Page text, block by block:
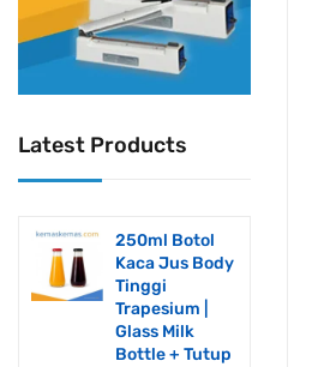
Latest Products
250ml Botol
Kaca Jus Body
Tinggi
Trapesium |
Glass Milk
Bottle + Tutup